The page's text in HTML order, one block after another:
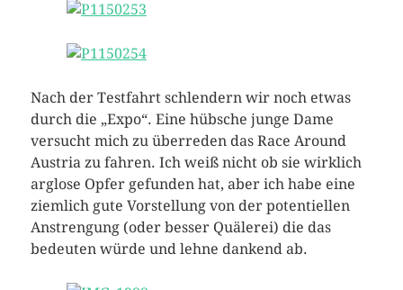
Nach der Testfahrt schlendern wir noch etwas
durch die „Expo“. Eine hübsche junge Dame
versucht mich zu überreden das Race Around
Austria zu fahren. Ich weiß nicht ob sie wirklich
arglose Opfer gefunden hat, aber ich habe eine
ziemlich gute Vorstellung von der potentiellen
Anstrengung (oder besser Quälerei) die das
bedeuten würde und lehne dankend ab.